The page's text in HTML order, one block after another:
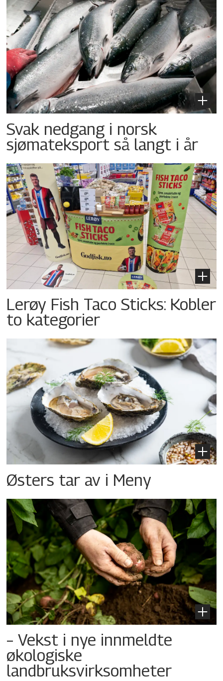
Svak nedgang i norsk
sjømateksport så langt i år
Lerøy Fish Taco Sticks: Kobler
to kategorier
Østers tar av i Meny
– Vekst i nye innmeldte
økologiske
landbruksvirksomheter